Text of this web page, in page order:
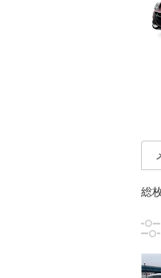
総